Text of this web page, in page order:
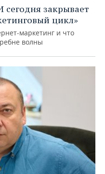
закрывает
цикл»
маркетинг и что
волны